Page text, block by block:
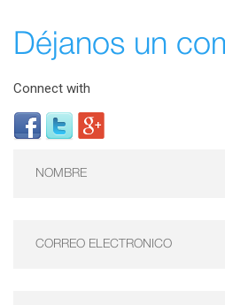
Déjanos un
Connect with